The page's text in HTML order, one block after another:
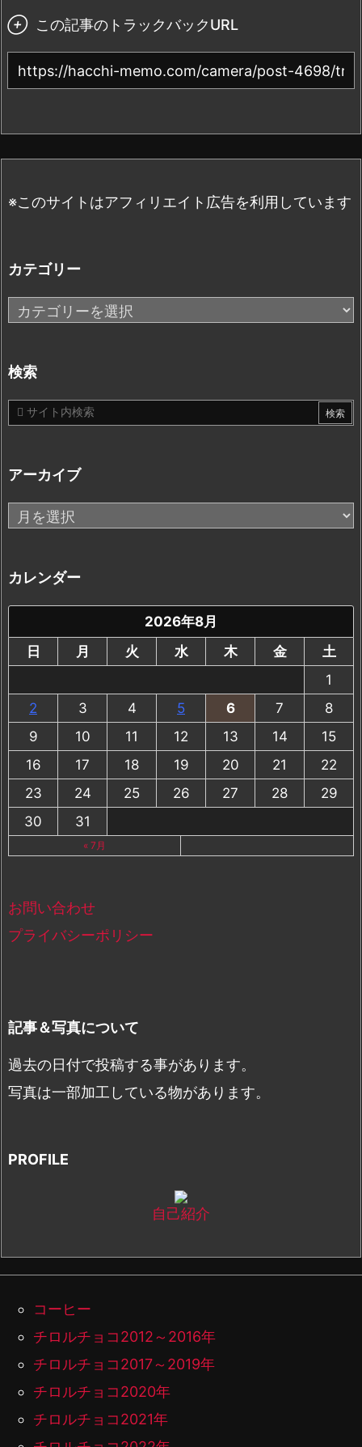
 この記事のトラックバックURL
※このサイトはアフィリエイト広告を利用しています
カテゴリー
カ
テ
リ
ー
検索
アーカイブ
ア
ー
イ
ブ
カレンダー
2026年8月
日
月 火 水 木 金
土
1
2
3 4 5 6 7
8
9
10 11 12 13 14
15
16
17 18 19 20 21
22
23
24 25 26 27 28
29
30
31
« 7月
お問い合わせ
プライバシーポリシー
記事＆写真について
過去の日付で投稿する事があります。
写真は一部加工している物があります。
PROFILE
自己紹介
コーヒー
チロルチョコ2012～2016年
チロルチョコ2017～2019年
チロルチョコ2020年
チロルチョコ2021年